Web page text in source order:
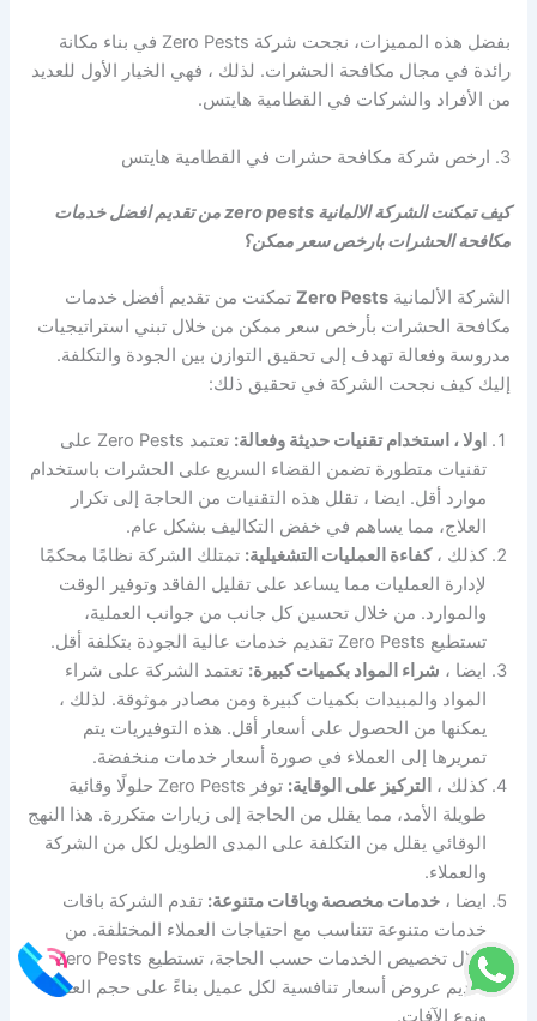
بفضل هذه المميزات، نجحت شركة Zero Pests في بناء مكانة
رائدة في مجال مكافحة الحشرات. لذلك ، فهي الخيار الأول للعديد
من الأفراد والشركات في القطامية هايتس.
3. ارخص شركة مكافحة حشرات في القطامية هايتس
كيف تمكنت الشركة الالمانية zero pests من تقديم افضل خدمات
مكافحة الحشرات بارخص سعر ممكن؟
الشركة الألمانيةZero Pests تمكنت من تقديم أفضل خدمات
مكافحة الحشرات بأرخص سعر ممكن من خلال تبني استراتيجيات
مدروسة وفعالة تهدف إلى تحقيق التوازن بين الجودة والتكلفة.
إليك كيف نجحت الشركة في تحقيق ذلك:
اولا ، استخدام تقنيات حديثة وفعالة:
تعتمد Zero Pests على
تقنيات متطورة تضمن القضاء السريع على الحشرات باستخدام
موارد أقل. ايضا ، تقلل هذه التقنيات من الحاجة إلى تكرار
العلاج، مما يساهم في خفض التكاليف بشكل عام.
كذلك ،كفاءة العمليات التشغيلية: تمتلك الشركة نظامًا محكمًا
لإدارة العمليات مما يساعد على تقليل الفاقد وتوفير الوقت
والموارد. من خلال تحسين كل جانب من جوانب العملية،
تستطيع Zero Pests تقديم خدمات عالية الجودة بتكلفة أقل.
ايضا ، شراء المواد بكميات كبيرة: تعتمد الشركة على شراء
المواد والمبيدات بكميات كبيرة ومن مصادر موثوقة. لذلك ،
يمكنها من الحصول على أسعار أقل. هذه التوفيريات يتم
تمريرها إلى العملاء في صورة أسعار خدمات منخفضة.
كذلك ، التركيز على الوقاية:
توفر Zero Pests حلولًا وقائية
طويلة الأمد، مما يقلل من الحاجة إلى زيارات متكررة. هذا النهج
الوقائي يقلل من التكلفة على المدى الطويل لكل من الشركة
والعملاء.
ايضا ،خدمات مخصصة وباقات متنوعة: تقدم الشركة باقات
خدمات متنوعة تتناسب مع احتياجات العملاء المختلفة. من
خلال تخصيص الخدمات حسب الحاجة، تستطيع Zero Pests
تقديم عروض أسعار تنافسية لكل عميل بناءً على حجم العمل
ونوع الآفات.